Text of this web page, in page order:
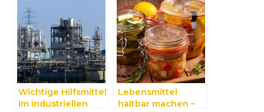
Wichtige Hilfsmittel
im industriellen
Lebensmittel
haltbar machen –